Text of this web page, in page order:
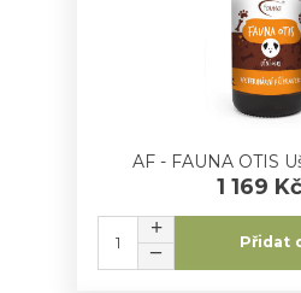
AF - FAUNA OTIS
1 169
Přidat